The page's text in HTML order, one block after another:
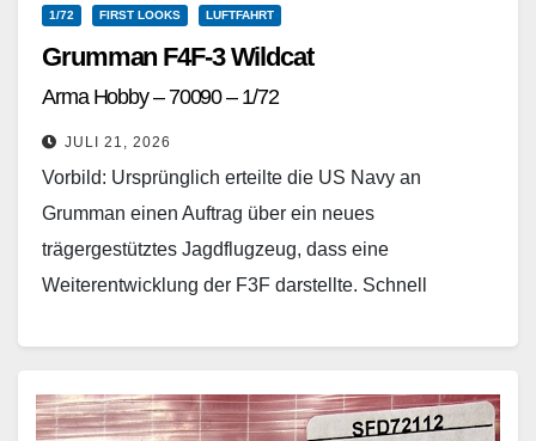
1/72 FIRST LOOKS LUFTFAHRT
Grumman F4F-3 Wildcat
Arma Hobby – 70090 – 1/72
JULI 21, 2026
Vorbild: Ursprünglich erteilte die US Navy an
Grumman einen Auftrag über ein neues
trägergestütztes Jagdflugzeug, dass eine
Weiterentwicklung der F3F darstellte. Schnell
Weiterlesen